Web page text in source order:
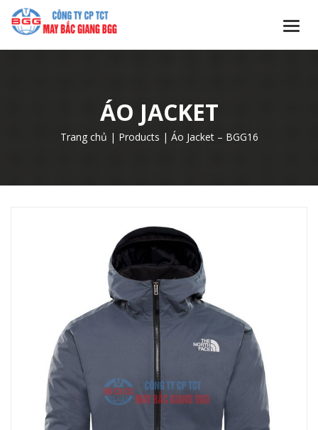
ÁO JACKET
Trang chủ | Products | Áo Jacket – BGG16